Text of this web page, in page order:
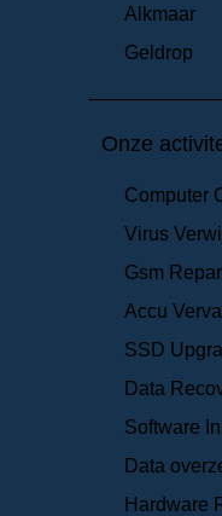
Alkmaar
Geldrop
Onze
Computer
Virus
Gsm
Accu
SSD
Data
Software
Data
Hardware